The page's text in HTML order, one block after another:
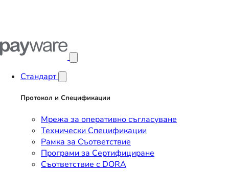
Стандарт
Протокол и Спецификации
Мрежа за оперативно съгласуване
Технически Спецификации
Рамка за Съответствие
Програми за Сертифициране
Съответствие с DORA